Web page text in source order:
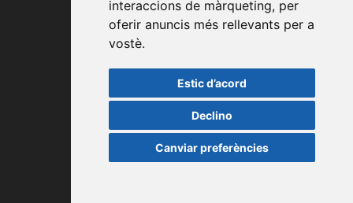
interaccions de màrqueting, per
oferir anuncis més rellevants per a
vostè.
Estic d’acord
Declino
Canviar preferències
TREBALLA AMB NOSALTRES
Política de privacitat
Política de cookies